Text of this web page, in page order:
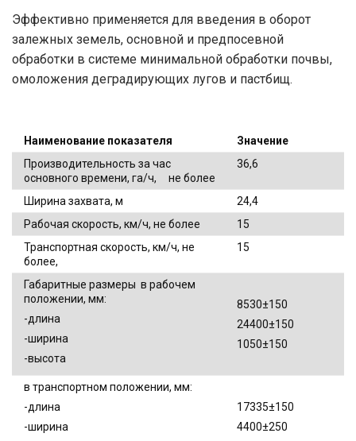
Эффективно применяется для введения в оборот
залежных земель, основной и предпосевной
обработки в системе минимальной обработки почвы,
омоложения деградирующих лугов и пастбищ.
Наименование показателя
Значение
Производительность за час
основного времени, га/ч, не более
36,6
Ширина захвата, м
24,4
Рабочая скорость, км/ч, не более
15
Транспортная скорость, км/ч, не
более,
15
Габаритные размеры в рабочем
положении, мм:
-длина
-ширина
-высота
8530±150
24400±150
1050±150
в транспортном положении, мм:
-длина
-ширина
17335±150
4400±250